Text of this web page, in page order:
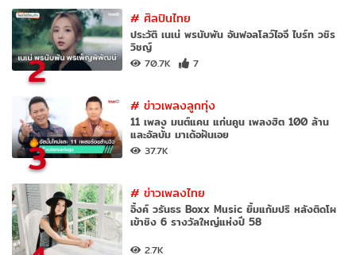
2
#ศิลปินไทย
ประวัติ เนเน่ พรนับพัน อันฟอลโลว์ไอจี ไบร์ท วชิร
วิชญ์
70.7K 7
3
#ข่าวเพลงลูกทุ่ง
11 เพลง มนต์แคน แก่นคูน เพลงฮิต 100 ล้าน
และอัลบั้ม มาเด้อฝันเอย
37.7K
#ข่าวเพลงไทย
อิ้งค์ วรันธร Boxx Music ยิ้มแก้มปริ หลังติดโผ
เข้าชิง 6 รางวัลใหญ่แห่งปี 58
2.7K